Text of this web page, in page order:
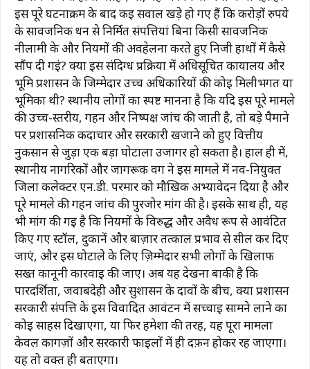
इस पूरे घटनाक्रम के बाद कई सवाल खड़े हो गए हैं कि करोड़ों रुपये
के सार्वजनिक धन से निर्मित संपत्तियां बिना किसी सार्वजनिक
नीलामी के और नियमों की अवहेलना करते हुए निजी हाथों में कैसे
सौंप दी गईं? क्या इस संदिग्ध प्रक्रिया में अधिसूचित कार्यालय और
भूमि प्रशासन के जिम्मेदार उच्च अधिकारियों की कोई मिलीभगत या
भूमिका थी? स्थानीय लोगों का स्पष्ट मानना ​​है कि यदि इस पूरे मामले
की उच्च-स्तरीय, गहन और निष्पक्ष जांच की जाती है, तो बड़े पैमाने
पर प्रशासनिक कदाचार और सरकारी खजाने को हुए वित्तीय
नुकसान से जुड़ा एक बड़ा घोटाला उजागर हो सकता है। हाल ही में,
स्थानीय नागरिकों और जागरूक वर्ग ने इस मामले में नव-नियुक्त
जिला कलेक्टर एन.डी. परमार को मौखिक अभ्यावेदन दिया है और
पूरे मामले की गहन जांच की पुरजोर मांग की है। इसके साथ ही, यह
भी मांग की गई है कि नियमों के विरुद्ध और अवैध रूप से आवंटित
किए गए स्टॉल, दुकानें और बाज़ार तत्काल प्रभाव से सील कर दिए
जाएं, और इस घोटाले के लिए ज़िम्मेदार सभी लोगों के खिलाफ
सख्त कानूनी कार्रवाई की जाए। अब यह देखना बाकी है कि
पारदर्शिता, जवाबदेही और सुशासन के दावों के बीच, क्या प्रशासन
सरकारी संपत्ति के इस विवादित आवंटन में सच्चाई सामने लाने का
कोई साहस दिखाएगा, या फिर हमेशा की तरह, यह पूरा मामला
केवल कागज़ों और सरकारी फाइलों में ही दफ़न होकर रह जाएगा।
यह तो वक्त ही बताएगा।